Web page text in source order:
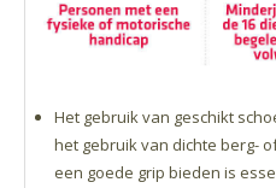
Het gebruik van geschikt
het gebruik van dichte berg-
een goede grip bieden is